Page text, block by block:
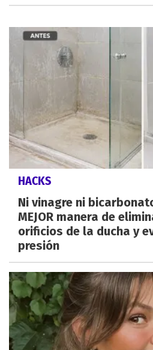
HACKS
Ni vinagre ni
MEJOR manera de
orificios de la ducha y
presión